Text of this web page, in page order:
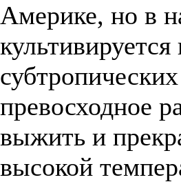
Америке, но в
превосходное
выжить и
высокой